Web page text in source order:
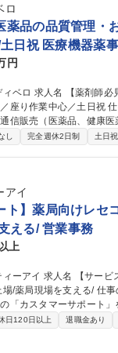
ロ
薬品の品質管理・
日祝 医療機器薬
円
品の品質管理・
／土日祝 仕事の内容 (1)お客様サポ
信販売（医薬品、健康
み合わせ」「効能・効果
き、「TV広告・新聞広告
や表示文言」の確認を行
としての品質保証に関す
訂・管理」 などの業務
【薬剤師必見】医薬品の品
剤なし／座り作業中心／
し 完全週休2日制 土日
アイ
ト】薬局向けレセ
える/ 営業事務
上
ート】薬局向けレ
える/ 仕事の内容 ◆調剤薬局の運営
「カスタマーサポート
い合わせ対応を行うため
からの電話、メール、チ
い方、医療保
日120日以上 退職金あり